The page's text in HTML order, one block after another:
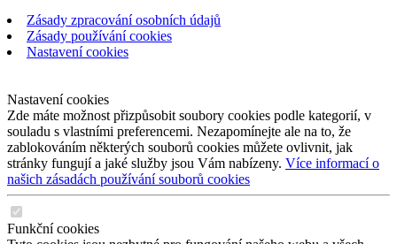
Zásady zpracování osobních údajů
Zásady používání cookies
Nastavení cookies
Nastavení cookies
Zde máte možnost přizpůsobit soubory cookies podle kategorií, v
souladu s vlastními preferencemi. Nezapomínejte ale na to, že
zablokováním některých souborů cookies můžete ovlivnit, jak
stránky fungují a jaké služby jsou Vám nabízeny. Více informací o
našich zásadách používání souborů cookies
Funkční cookies